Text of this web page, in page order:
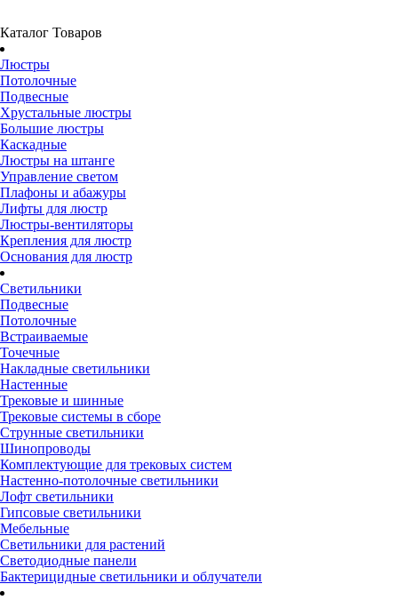
Каталог Товаров
Люстры
Потолочные
Подвесные
Хрустальные люстры
Большие люстры
Каскадные
Люстры на штанге
Управление светом
Плафоны и абажуры
Лифты для люстр
Люстры-вентиляторы
Крепления для люстр
Основания для люстр
Светильники
Подвесные
Потолочные
Встраиваемые
Точечные
Накладные светильники
Настенные
Трековые и шинные
Трековые системы в сборе
Струнные светильники
Шинопроводы
Комплектующие для трековых систем
Настенно-потолочные светильники
Лофт светильники
Гипсовые светильники
Мебельные
Светильники для растений
Светодиодные панели
Бактерицидные светильники и облучатели